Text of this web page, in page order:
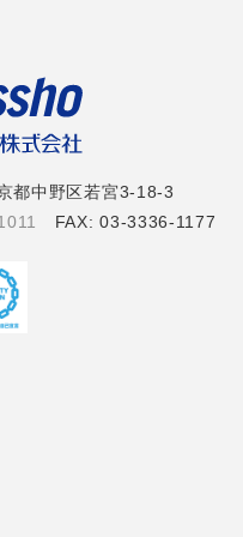
都中野区若宮3-18-3
FAX: 03-3336-1177